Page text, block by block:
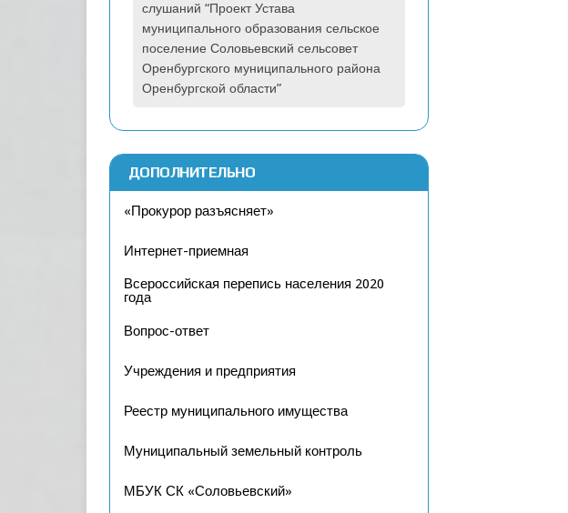
слушаний “Проект Устава
муниципального образования сельское
поселение Соловьевский сельсовет
Оренбургского муниципального района
Оренбургской области”
ДОПОЛНИТЕЛЬНО
«Прокурор разъясняет»
Интернет-приемная
Всероссийская перепись населения 2020
года
Вопрос-ответ
Учреждения и предприятия
Реестр муниципального имущества
Муниципальный земельный контроль
МБУК СК «Соловьевский»